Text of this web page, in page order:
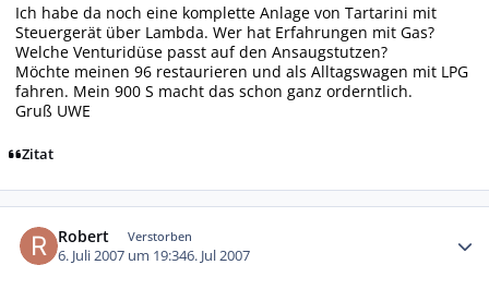
Ich habe da noch eine komplette Anlage von Tartarini mit
Steuergerät über Lambda. Wer hat Erfahrungen mit Gas?
Welche Venturidüse passt auf den Ansaugstutzen?
Möchte meinen 96 restaurieren und als Alltagswagen mit LPG
fahren. Mein 900 S macht das schon ganz orderntlich.
Gruß UWE
Zitat
Robert Verstorben
6. Juli 2007 um 19:346. Jul 2007